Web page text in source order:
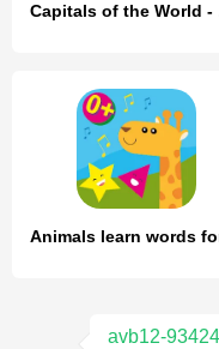
avb12-93424